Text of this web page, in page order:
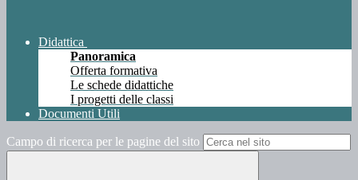
Didattica
Panoramica
Offerta formativa
Le schede didattiche
I progetti delle classi
Documenti Utili
Campo di ricerca per le pagine del sito